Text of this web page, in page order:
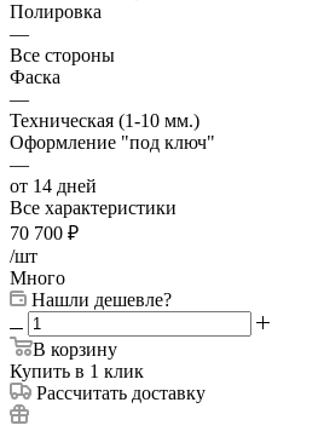
Полировка
—
Все стороны
Фаска
—
Техническая (1-10 мм.)
Оформление "под ключ"
—
от 14 дней
Все характеристики
70 700 ₽
/шт
Много
Нашли дешевле?
В корзину
Купить в 1 клик
Рассчитать доставку